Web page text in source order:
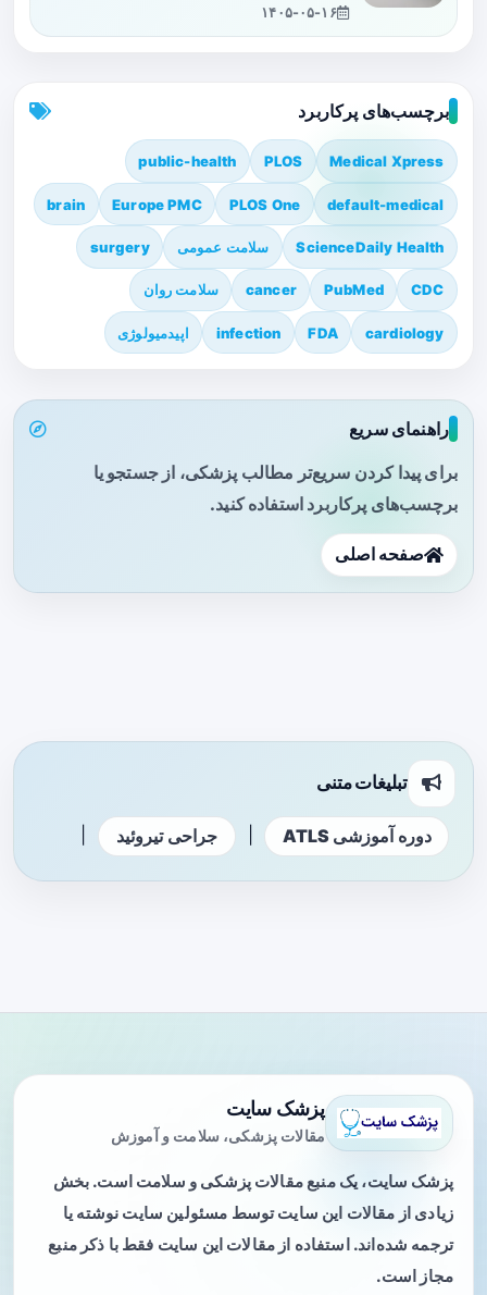
۱۴۰۵-۰۵-۱۶
برچسب‌های پرکاربرد
Medical Xpress
PLOS
public-health
default-medical
PLOS One
Europe PMC
brain
ScienceDaily Health سلامت عمومی surgery
CDC
PubMed
cancer سلامت روان
cardiology
FDA
infection اپیدمیولوژی
راهنمای سریع
برای پیدا کردن سریع‌تر مطالب پزشکی، از جستجو یا
برچسب‌های پرکاربرد استفاده کنید.
صفحه اصلی
تبلیغات متنی
دوره آموزشی ATLS جراحی تیروئید
پزشک سایت
مقالات پزشکی، سلامت و آموزش
پزشک سایت، یک منبع مقالات پزشکی و سلامت است. بخش
زیادی از مقالات این سایت توسط مسئولین سایت نوشته یا
ترجمه شده‌اند. استفاده از مقالات این سایت فقط با ذکر منبع
مجاز است.